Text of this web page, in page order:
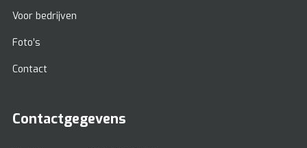
Voor bedrijven
Foto’s
Contact
Contactgegevens